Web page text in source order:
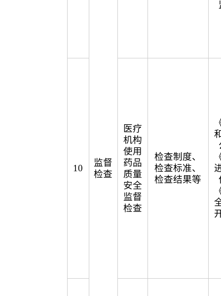
监督
检查
10
医疗
机构
使用
药品
质量
安全
监督
检查
检查制度、
检查标准、
检查结果等